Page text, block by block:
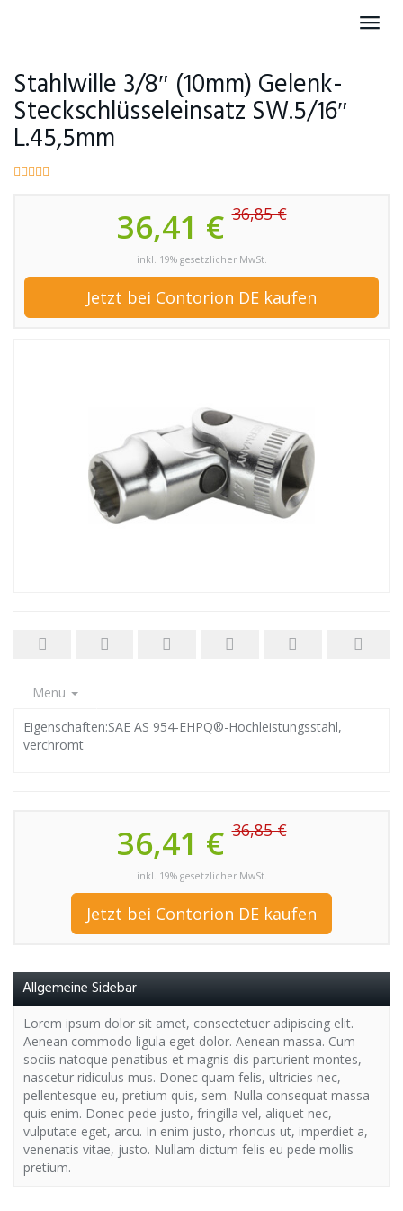
Stahlwille 3/8″ (10mm) Gelenk-
Steckschlüsseleinsatz SW.5/16″
L.45,5mm
36,41 €36,85 €
inkl. 19% gesetzlicher MwSt.
Jetzt bei Contorion DE kaufen
Menu
Eigenschaften:SAE AS 954-EHPQ®-Hochleistungsstahl,
verchromt
36,41 €36,85 €
inkl. 19% gesetzlicher MwSt.
Jetzt bei Contorion DE kaufen
Allgemeine Sidebar
Lorem ipsum dolor sit amet, consectetuer adipiscing elit.
Aenean commodo ligula eget dolor. Aenean massa. Cum
sociis natoque penatibus et magnis dis parturient montes,
nascetur ridiculus mus. Donec quam felis, ultricies nec,
pellentesque eu, pretium quis, sem. Nulla consequat massa
quis enim. Donec pede justo, fringilla vel, aliquet nec,
vulputate eget, arcu. In enim justo, rhoncus ut, imperdiet a,
venenatis vitae, justo. Nullam dictum felis eu pede mollis
pretium.